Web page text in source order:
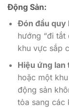
Động Sản:
Đón đầu quy
hướng “đi tắt
khu vực sắp
Hiệu ứng lan
hoặc một
động sản
tỏa sang các